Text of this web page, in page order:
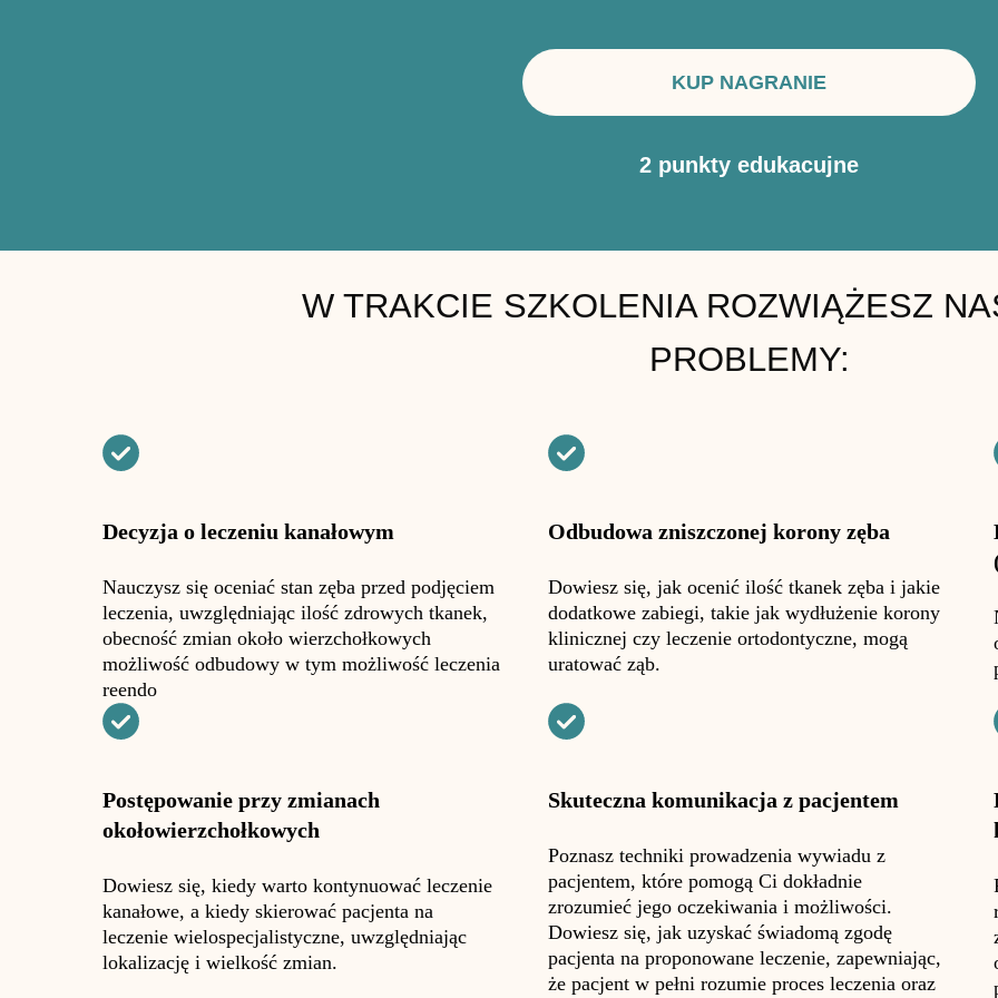
KUP NAGRANIE
2 punkty edukacujne
W TRAKCIE SZKOLENIA ROZWIĄŻESZ
PROBLEMY:
Decyzja o leczeniu kanałowym
Nauczysz się oceniać stan zęba przed podjęciem
leczenia, uwzględniając ilość zdrowych tkanek,
obecność zmian około wierzchołkowych
możliwość odbudowy w tym możliwość leczenia
reendo
Odbudowa zniszczonej korony zęba
Dowiesz się, jak ocenić ilość tkanek zęba i jakie
dodatkowe zabiegi, takie jak wydłużenie korony
klinicznej czy leczenie ortodontyczne, mogą
uratować ząb.
Postępowanie przy zmianach
okołowierzchołkowych
Dowiesz się, kiedy warto kontynuować leczenie
kanałowe, a kiedy skierować pacjenta na
leczenie wielospecjalistyczne, uwzględniając
lokalizację i wielkość zmian.
Skuteczna komunikacja z pacjentem
Poznasz techniki prowadzenia wywiadu z
pacjentem, które pomogą Ci dokładnie
zrozumieć jego oczekiwania i możliwości.
Dowiesz się, jak uzyskać świadomą zgodę
pacjenta na proponowane leczenie, zapewniając,
że pacjent w pełni rozumie proces leczenia oraz